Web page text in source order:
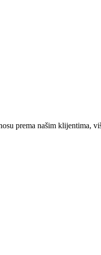
prema našim klijentima,